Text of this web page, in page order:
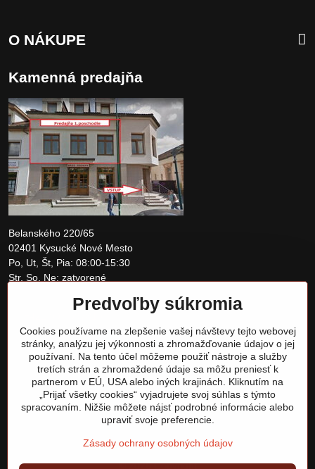
O NÁKUPE
Kamenná predajňa
Belanského 220/65
02401 Kysucké Nové Mesto
Po, Ut, Št, Pia: 08:00-15:30
Str, So, Ne: zatvorené
obchod@tomshardware.sk
©2026Copyright
Predvoľby súkromia
Cookies používame na zlepšenie vašej návštevy tejto webovej
stránky, analýzu jej výkonnosti a zhromažďovanie údajov o jej
používaní. Na tento účel môžeme použiť nástroje a služby
tretích strán a zhromaždené údaje sa môžu preniesť k
partnerom v EÚ, USA alebo iných krajinách. Kliknutím na
„Prijať všetky cookies“ vyjadrujete svoj súhlas s týmto
spracovaním. Nižšie môžete nájsť podrobné informácie alebo
upraviť svoje preferencie.
Zásady ochrany osobných údajov